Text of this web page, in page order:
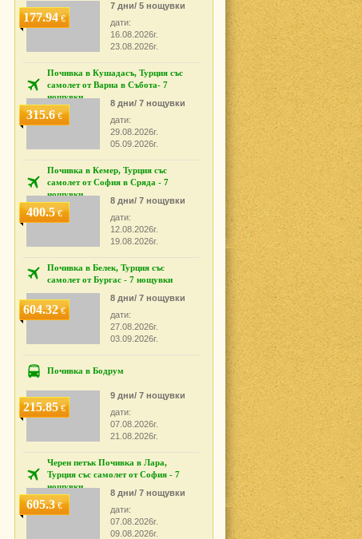
177.94€
7 дни/ 5 нощувки
дати:
16.08.2026г.
23.08.2026г.
Почивка в Кушадасъ, Турция със
самолет от Варна в Събота- 7
нощувки
315.6€
8 дни/ 7 нощувки
дати:
29.08.2026г.
05.09.2026г.
Почивка в Кемер, Турция със
самолет от София в Сряда - 7
нощувки
400.5€
8 дни/ 7 нощувки
дати:
12.08.2026г.
19.08.2026г.
Почивка в Белек, Турция със
самолет от Бургас - 7 нощувки
604.32€
8 дни/ 7 нощувки
дати:
27.08.2026г.
03.09.2026г.
Почивка в Бодрум
215.85€
9 дни/ 7 нощувки
дати:
07.08.2026г.
21.08.2026г.
Черен петък Почивка в Лара,
Турция със самолет от София - 7
нощувки
605.3€
8 дни/ 7 нощувки
дати:
07.08.2026г.
09.08.2026г.